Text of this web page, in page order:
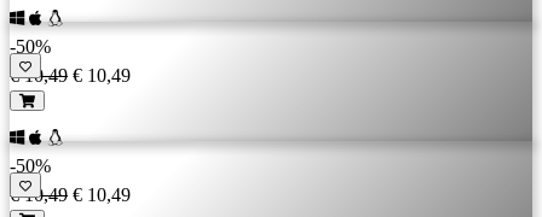
-50%
€ 10,49 € 10,49
-50%
€ 10,49 € 10,49